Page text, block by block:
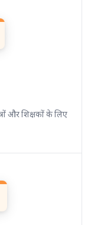
और शिक्षकों के लिए